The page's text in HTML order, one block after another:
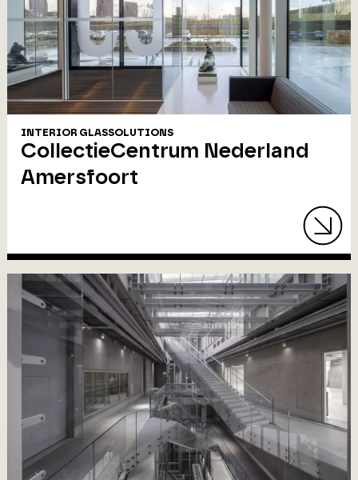
INTERIOR GLASSOLUTIONS
CollectieCentrum Nederland
Amersfoort